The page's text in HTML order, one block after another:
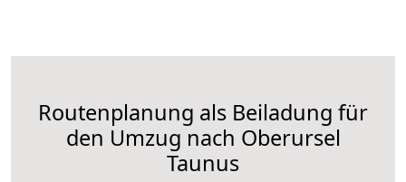
Routenplanung als Beiladung für
den Umzug nach Oberursel
Taunus